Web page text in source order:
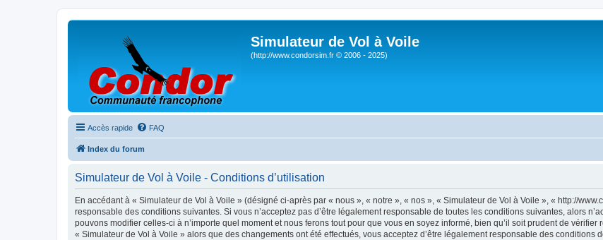
Simulateur de Vol à Voile
(http://www.condorsim.fr © 2006 - 2025)
Accès rapide FAQ
Index du forum
Simulateur de Vol à Voile - Conditions d’utilisation
En accédant à « Simulateur de Vol à Voile » (désigné ci-après par « nous », « notre », « nos », « Simulateur de Vol à Voile », « http://
responsable des conditions suivantes. Si vous n’acceptez pas d’être légalement responsable de toutes les conditions suivantes, alors
pouvons modifier celles-ci à n’importe quel moment et nous ferons tout pour que vous en soyez informé, bien qu’il soit prudent de
« Simulateur de Vol à Voile » alors que des changements ont été effectués, vous acceptez d’être légalement responsable des conditions